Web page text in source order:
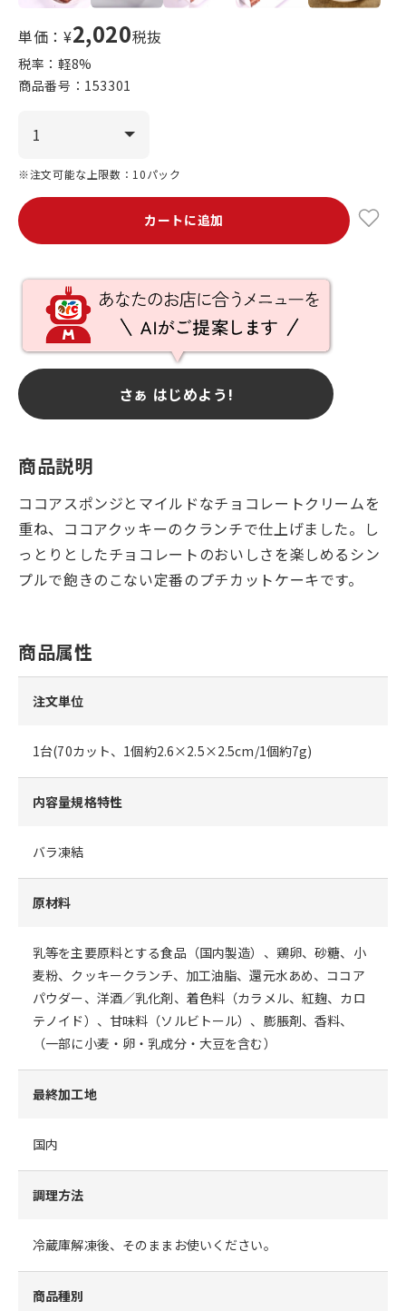
単価：¥2,020税抜
税率：軽8%
商品番号： 153301
※注文可能な上限数：10パック
カートに追加
さぁ はじめよう!
商品説明
ココアスポンジとマイルドなチョコレートクリームを
重ね、ココアクッキーのクランチで仕上げました。し
っとりとしたチョコレートのおいしさを楽しめるシン
プルで飽きのこない定番のプチカットケーキです。
商品属性
注文単位
1台(70カット、1個約2.6×2.5×2.5cm/1個約7g)
内容量規格特性
バラ凍結
原材料
乳等を主要原料とする食品（国内製造）、鶏卵、砂糖、小
麦粉、クッキークランチ、加工油脂、還元水あめ、ココア
パウダー、洋酒／乳化剤、着色料（カラメル、紅麹、カロ
テノイド）、甘味料（ソルビトール）、膨脹剤、香料、
（一部に小麦・卵・乳成分・大豆を含む）
最終加工地
国内
調理方法
冷蔵庫解凍後、そのままお使いください。
商品種別